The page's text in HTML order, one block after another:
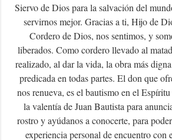
Siervo de Dios para la salvación del
servirnos mejor. Gracias a ti, Hijo de
Cordero de Dios, nos sentimos, y
liberados. Como cordero llevado al
realizado, al dar la vida, la obra más
predicada en todas partes. El don que
nos renueva, es el bautismo en el
la valentía de Juan Bautista para
rostro y ayúdanos a conocerte, para
experiencia personal de encuentro